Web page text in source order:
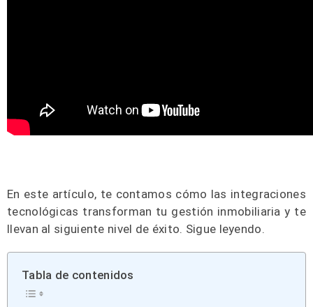
En este artículo, te contamos cómo las integraciones
tecnológicas transforman tu gestión inmobiliaria y te
llevan al siguiente nivel de éxito. Sigue leyendo.
Tabla de contenidos